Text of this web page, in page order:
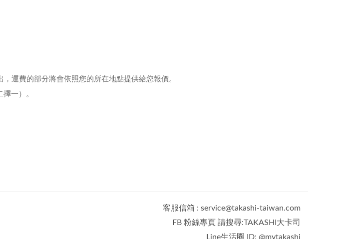
運費的部分將會依照您的所在地點提供給您報價。
一）。
客服信箱 : service@takashi-taiwan.com
FB 粉絲專頁 請搜尋:TAKASHI大卡司
Line生活圈 ID: @mytakashi